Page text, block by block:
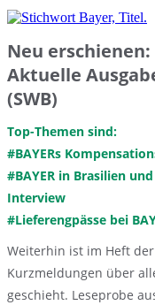
Neu erschienen:
Aktuelle
(SWB)
Top-Themen sind:
#BAYERs
#BAYER in Brasilien
Interview
#Lieferengpässe bei
Weiterhin ist im Heft
Kurzmeldungen über
geschieht. Leseprobe